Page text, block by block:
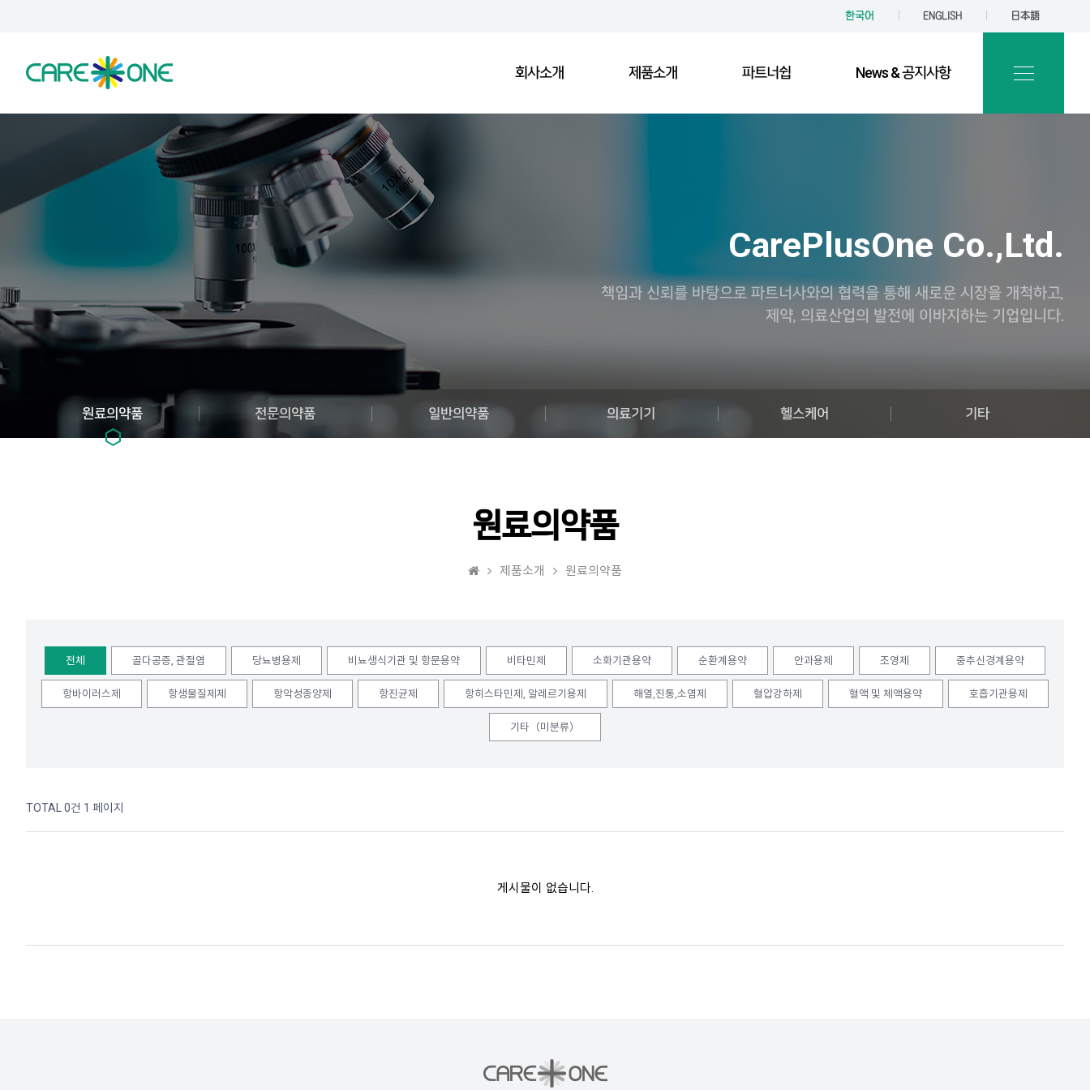
한국어 ENGLISH 日本語
회사소개 제품소개 파트너쉽 News & 공지사항
CarePlusOne Co.,Ltd.
책임과 신뢰를 바탕으로 파트너사와의 협력을 통해 새로운 시장을 개척하고,
제약, 의료산업의 발전에 이바지하는 기업입니다.
원료의약품 전문의약품 일반의약품 의료기기 헬스케어 기타
원료의약품
제품소개 원료의약품
전체 골다공증, 관절염 당뇨병용제 비뇨생식기관 및 항문용약 비타민제 소화기관용약 순환계용약 안과용제 조영제 중추신경계용약
항바이러스제 항생물질제제 항악성종양제 항진균제 항히스타민제, 알레르기용제 해열,진통,소염제 혈압강하제 혈액 및 체액용약 호흡기관용제
기타（미분류）
TOTAL 0건 1 페이지
게시물이 없습니다.